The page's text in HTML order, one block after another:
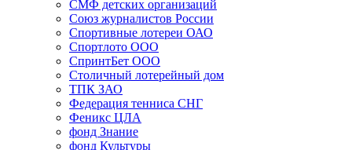
СМФ детских организаций
Союз журналистов России
Спортивные лотереи ОАО
Спортлото ООО
СпринтБет ООО
Столичный лотерейный дом
ТПК ЗАО
Федерация тенниса СНГ
Феникс ЦЛА
фонд Знание
фонд Культуры